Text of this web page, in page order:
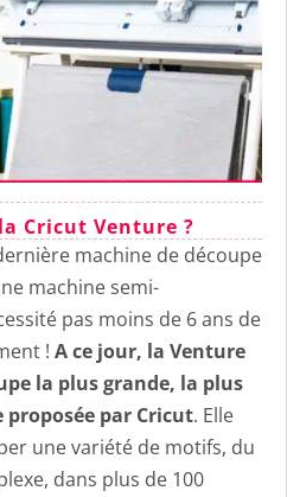
Cricut Venture ?
machine de découpe
machine semi-
pas moins de 6 ans de
! A ce jour, la Venture
la plus grande, la plus
proposée par Cricut. Elle
une variété de motifs, du
dans plus de 100